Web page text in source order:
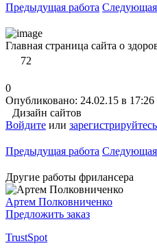
Предыдущая работа Следующая
Главная страница сайта о
72
0
Опубликовано: 24.02.15 в 17:26
Дизайн сайтов
Войдите или зарегистрируйтесь
Предыдущая работа Следующая
Другие работы фрилансера
Артем Полковниченко
Предложить заказ
TrustSpot